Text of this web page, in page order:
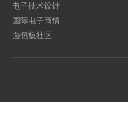
电子技术设计
国际电子商情
面包板社区